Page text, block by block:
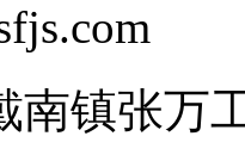
南镇张万